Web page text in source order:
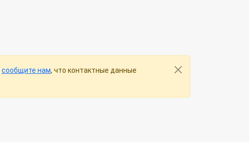
сообщите нам, что контактные данные